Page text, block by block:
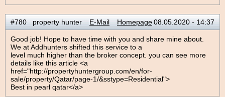
#780 property hunter E-Mail Homepage08.05.2020 - 14:37
Good job! Hope to have time with you and share mine about.
We at Addhunters shifted this service to a
level much higher than the broker concept. you can see more
details like this article <a
href="http://propertyhuntergroup.com/en/for-
sale/property/Qatar/page-1/&sstype=Residential">
Best in pearl qatar</a>